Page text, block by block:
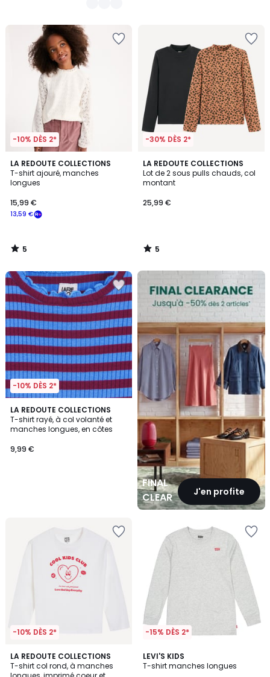
-10% DÈS 2*
LA REDOUTE COLLECTIONS
T-shirt ajouré, manches
longues
13,59 €
15,99 €
5
/
5
5
/
-30% DÈS 2*
LA REDOUTE COLLECTIONS
Lot de 2 sous pulls chauds, col
montant
25,99 €
5
/
5
5
/
-10% DÈS 2*
LA REDOUTE COLLECTIONS
T-shirt rayé, à col volanté et
manches longues, en côtes
9,99 €
FINAL
CLEARANCEJ'en profite
FINAL
CLEARANCE
-10% DÈS 2*
LA REDOUTE COLLECTIONS
T-shirt col rond, à manches
-15% DÈS 2*
LEVI'S KIDS
T-shirt manches longues
4,8
/ 5
4
Couleurs